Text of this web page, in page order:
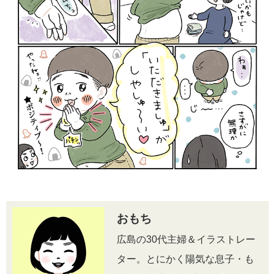
おもち
広島の30代主婦＆イラストレー
ター。とにかく陽気な息子・も